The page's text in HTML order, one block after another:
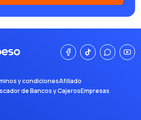
y condicionesAfiliado
de Bancos y CajerosEmpresas